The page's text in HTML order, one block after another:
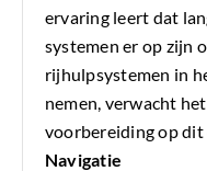
ervaring leert dat
systemen er op zijn
rijhulpsystemen in
nemen, verwacht
voorbereiding op dit
Navigatie